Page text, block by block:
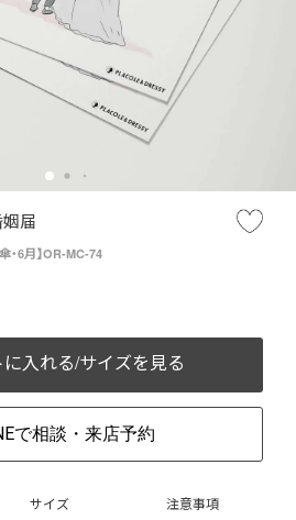
届
・6月】OR-MC-74
に入れる/サイズを見る
で相談・来店予約
サイズ 注意事項